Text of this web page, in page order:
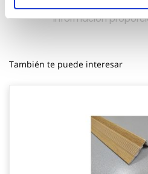
También te puede interesar